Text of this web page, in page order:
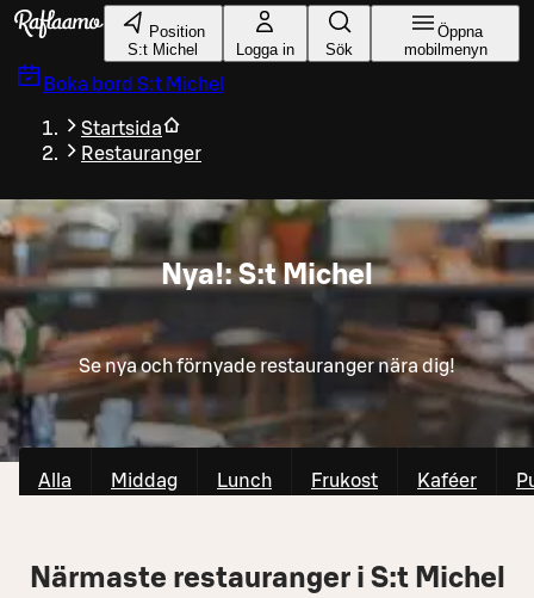
Gå till huvudinnehållet
Position
S:t Michel
Logga in Sök
Öppna
mobilmenyn
Boka bord S:t Michel
Startsida
Restauranger
Nya!: S:t Michel
Se nya och förnyade restauranger nära dig!
Alla Middag Lunch Frukost Kaféer
Närmaste restauranger i S:t Michel